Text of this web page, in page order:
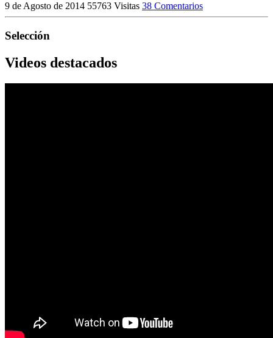
9 de Agosto de 2014 55763 Visitas 38 Comentarios
Selección
Videos destacados